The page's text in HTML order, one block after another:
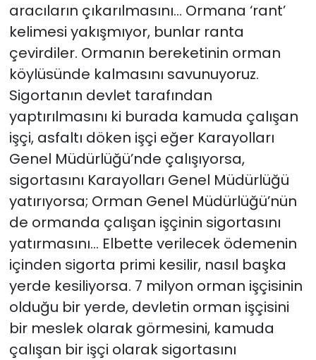
aracıların çıkarılmasını… Ormana ‘rant’
kelimesi yakışmıyor, bunlar ranta
çevirdiler. Ormanın bereketinin orman
köylüsünde kalmasını savunuyoruz.
Sigortanın devlet tarafından
yaptırılmasını ki burada kamuda çalışan
işçi, asfaltı döken işçi eğer Karayolları
Genel Müdürlüğü’nde çalışıyorsa,
sigortasını Karayolları Genel Müdürlüğü
yatırıyorsa; Orman Genel Müdürlüğü’nün
de ormanda çalışan işçinin sigortasını
yatırmasını… Elbette verilecek ödemenin
içinden sigorta primi kesilir, nasıl başka
yerde kesiliyorsa. 7 milyon orman işçisinin
olduğu bir yerde, devletin orman işçisini
bir meslek olarak görmesini, kamuda
çalışan bir işçi olarak sigortasını